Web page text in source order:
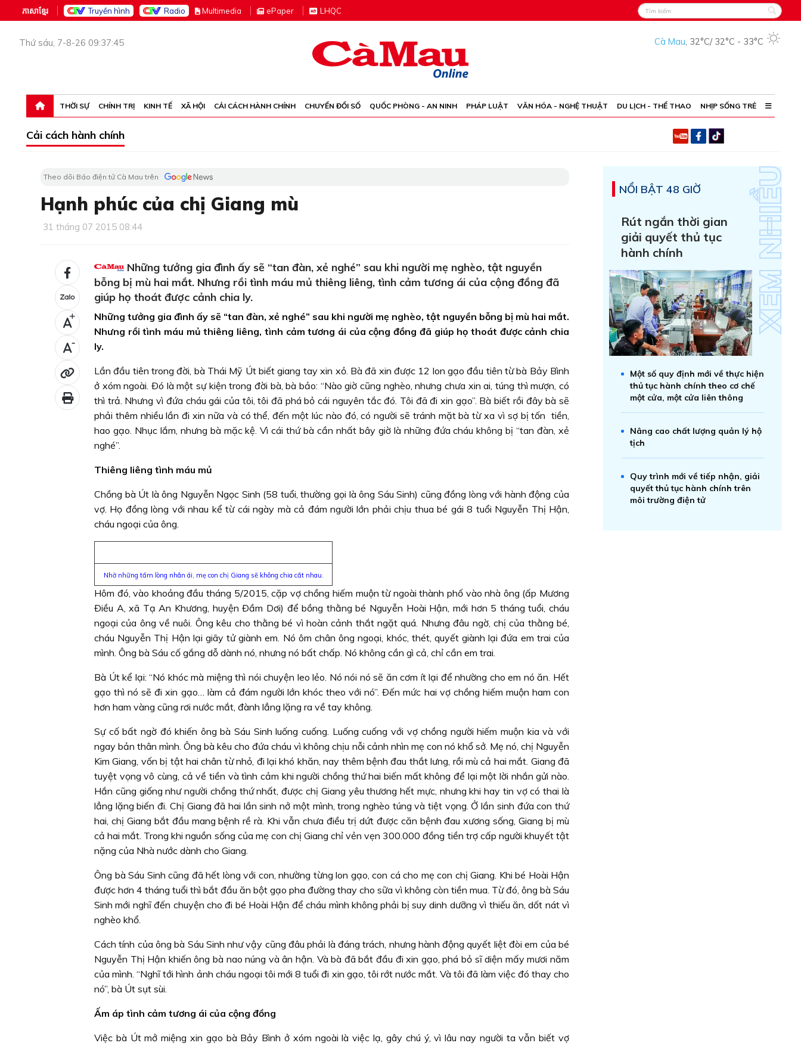
ភាសាខ្មែរ Truyền hình Radio Multimedia ePaper LHQC
Thứ sáu, 7-8-26 09:37:45 Cà Mau, 32°C/ 32°C - 33°C
THỜI SỰ CHÍNH TRỊ KINH TẾ XÃ HỘI CẢI CÁCH HÀNH CHÍNH CHUYỂN ĐỔI SỐ QUỐC PHÒNG - AN NINH PHÁP LUẬT VĂN HÓA - NGHỆ THUẬT DU LỊCH - THỂ THAO NHỊP SỐNG TRẺ
Cải cách hành chính
Theo dõi Báo điện tử Cà Mau trên
Hạnh phúc của chị Giang mù
31 tháng 07 2015 08:44
+
-
Những tưởng gia đình ấy sẽ “tan đàn, xẻ nghé” sau khi người mẹ nghèo, tật nguyền
bỗng bị mù hai mắt. Nhưng rồi tình máu mủ thiêng liêng, tình cảm tương ái của cộng đồng đã
giúp họ thoát được cảnh chia ly.
Những tưởng gia đình ấy sẽ “tan đàn, xẻ nghé” sau khi người mẹ nghèo, tật nguyền bỗng bị mù hai mắt.
Nhưng rồi tình máu mủ thiêng liêng, tình cảm tương ái của cộng đồng đã giúp họ thoát được cảnh chia
ly.
Lần đầu tiên trong đời, bà Thái Mỹ Út biết giang tay xin xỏ. Bà đã xin được 12 lon gạo đầu tiên từ bà Bảy Bình
ở xóm ngoài. Ðó là một sự kiện trong đời bà, bà bảo: “Nào giờ cũng nghèo, nhưng chưa xin ai, túng thì mượn, có
thì trả. Nhưng vì đứa cháu gái của tôi, tôi đã phá bỏ cái nguyên tắc đó. Tôi đã đi xin gạo”. Bà biết rồi đây bà sẽ
phải thêm nhiều lần đi xin nữa và có thể, đến một lúc nào đó, có người sẽ tránh mặt bà từ xa vì sợ bị tốn tiền,
hao gạo. Nhục lắm, nhưng bà mặc kệ. Vì cái thứ bà cần nhất bây giờ là những đứa cháu không bị “tan đàn, xẻ
nghé”.
Thiêng liêng tình máu mủ
Chồng bà Út là ông Nguyễn Ngọc Sinh (58 tuổi, thường gọi là ông Sáu Sinh) cũng đồng lòng với hành động của
vợ. Họ đồng lòng với nhau kể từ cái ngày mà cả đám người lớn phải chịu thua bé gái 8 tuổi Nguyễn Thị Hận,
cháu ngoại của ông.
Nhờ những tấm lòng nhân ái, mẹ con chị Giang sẽ không chia cắt nhau.
Hôm đó, vào khoảng đầu tháng 5/2015, cặp vợ chồng hiếm muộn từ ngoài thành phố vào nhà ông (ấp Mương
Ðiều A, xã Tạ An Khương, huyện Ðầm Dơi) để bồng thằng bé Nguyễn Hoài Hận, mới hơn 5 tháng tuổi, cháu
ngoại của ông về nuôi. Ông kêu cho thằng bé vì hoàn cảnh thắt ngặt quá. Nhưng đâu ngờ, chị của thằng bé,
cháu Nguyễn Thị Hận lại giãy tử giành em. Nó ôm chân ông ngoại, khóc, thét, quyết giành lại đứa em trai của
mình. Ông bà Sáu cố gắng dỗ dành nó, nhưng nó bất chấp. Nó không cần gì cả, chỉ cần em trai.
Bà Út kể lại: “Nó khóc mà miệng thì nói chuyện leo lẻo. Nó nói nó sẽ ăn cơm ít lại để nhường cho em nó ăn. Hết
gạo thì nó sẽ đi xin gạo… làm cả đám người lớn khóc theo với nó”. Ðến mức hai vợ chồng hiếm muộn ham con
hơn ham vàng cũng rơi nước mắt, đành lẳng lặng ra về tay không.
Sự cố bất ngờ đó khiến ông bà Sáu Sinh luống cuống. Luống cuống với vợ chồng người hiếm muộn kia và với
ngay bản thân mình. Ông bà kêu cho đứa cháu vì không chịu nỗi cảnh nhìn mẹ con nó khổ sở. Mẹ nó, chị Nguyễn
Kim Giang, vốn bị tật hai chân từ nhỏ, đi lại khó khăn, nay thêm bệnh đau thắt lưng, rồi mù cả hai mắt. Giang đã
tuyệt vọng vô cùng, cả về tiền và tình cảm khi người chồng thứ hai biến mất không để lại một lời nhắn gửi nào.
Hắn cũng giống như người chồng thứ nhất, được chị Giang yêu thương hết mực, nhưng khi hay tin vợ có thai là
lẳng lặng biến đi. Chị Giang đã hai lần sinh nở một mình, trong nghèo túng và tiệt vọng. Ở lần sinh đứa con thứ
hai, chị Giang bắt đầu mang bệnh rề rà. Khi vẫn chưa điều trị dứt được căn bệnh đau xương sống, Giang bị mù
cả hai mắt. Trong khi nguồn sống của mẹ con chị Giang chỉ vẻn vẹn 300.000 đồng tiền trợ cấp người khuyết tật
nặng của Nhà nước dành cho Giang.
Ông bà Sáu Sinh cũng đã hết lòng với con, nhường từng lon gạo, con cá cho mẹ con chị Giang. Khi bé Hoài Hận
được hơn 4 tháng tuổi thì bắt đầu ăn bột gạo pha đường thay cho sữa vì không còn tiền mua. Từ đó, ông bà Sáu
Sinh mới nghĩ đến chuyện cho đi bé Hoài Hận để cháu mình không phải bị suy dinh dưỡng vì thiếu ăn, dốt nát vì
nghèo khổ.
Cách tính của ông bà Sáu Sinh như vậy cũng đâu phải là đáng trách, nhưng hành động quyết liệt đòi em của bé
Nguyễn Thị Hận khiến ông bà nao núng và ân hận. Và bà đã bắt đầu đi xin gạo, phá bỏ sĩ diện mấy mươi năm
của mình. “Nghĩ tới hình ảnh cháu ngoại tôi mới 8 tuổi đi xin gạo, tôi rớt nước mắt. Và tôi đã làm việc đó thay cho
nó”, bà Út sụt sùi.
Ấm áp tình cảm tương ái của cộng đồng
Việc bà Út mở miệng xin gạo bà Bảy Bình ở xóm ngoài là việc lạ, gây chú ý, vì lâu nay người ta vẫn biết vợ
NỔI BẬT 48 GIỜ
Rút ngắn thời gian
giải quyết thủ tục
hành chính
Một số quy định mới về thực hiện
thủ tục hành chính theo cơ chế
một cửa, một cửa liên thông
Nâng cao chất lượng quản lý hộ
tịch
Quy trình mới về tiếp nhận, giải
quyết thủ tục hành chính trên
môi trường điện tử